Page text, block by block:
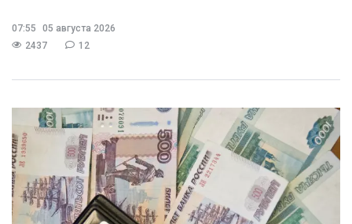
07:55
05 августа 2026
2437
12